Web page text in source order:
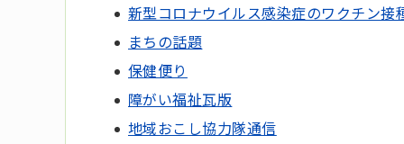
新型コロナウイルス感染症のワクチン接
まちの話題
保健便り
障がい福祉瓦版
地域おこし協力隊通信